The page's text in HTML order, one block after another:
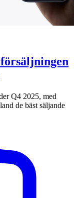
Q4 2025, med
de bäst säljande